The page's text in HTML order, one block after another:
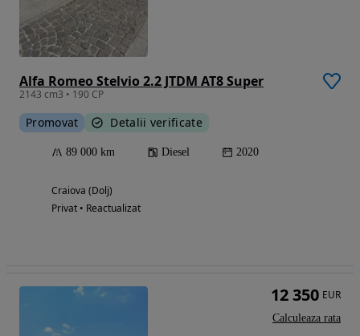
Alfa Romeo Stelvio 2.2 JTDM AT8 Super
2143 cm3 • 190 CP
Promovat Detalii verificate
89 000 km Diesel 2020
Craiova (Dolj)
Privat • Reactualizat
12 350 EUR
Calculeaza rata